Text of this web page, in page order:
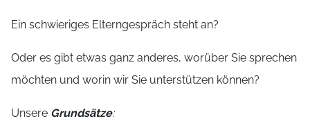
Ein schwieriges Elterngespräch steht an?
Oder es gibt etwas ganz anderes, worüber Sie sprechen
möchten und worin wir Sie unterstützen können?
Unsere Grundsätze: